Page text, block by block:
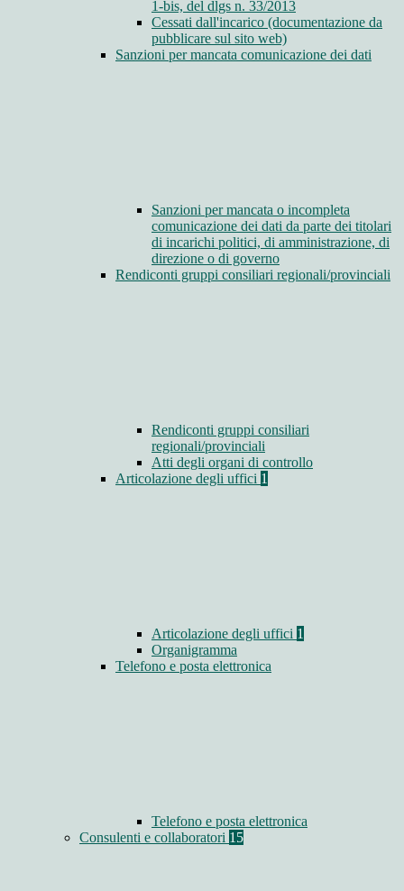
1-bis, del dlgs n. 33/2013
Cessati dall'incarico (documentazione da
pubblicare sul sito web)
Sanzioni per mancata comunicazione dei dati
Sanzioni per mancata o incompleta
comunicazione dei dati da parte dei titolari
di incarichi politici, di amministrazione, di
direzione o di governo
Rendiconti gruppi consiliari regionali/provinciali
Rendiconti gruppi consiliari
regionali/provinciali
Atti degli organi di controllo
Articolazione degli uffici 1
Articolazione degli uffici 1
Organigramma
Telefono e posta elettronica
Telefono e posta elettronica
Consulenti e collaboratori 15